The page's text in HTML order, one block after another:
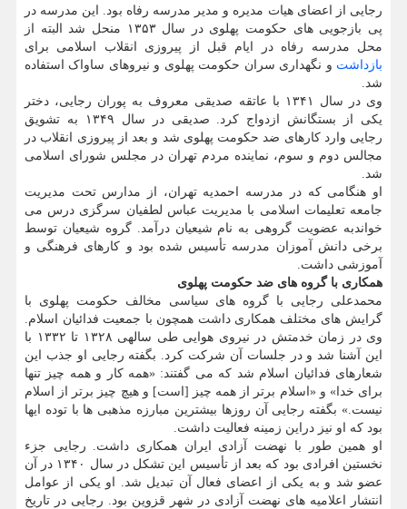
رجایی از اعضای هیات مدیره و مدیر مدرسه رفاه بود. این مدرسه در
پی بازجویی های حکومت پهلوی در سال ۱۳۵۳ منحل شد البته از
محل مدرسه رفاه در ایام قبل از پیروزی انقلاب اسلامی برای
بازداشت و نگهداری سران حکومت پهلوی و نیروهای ساواک استفاده
شد.
وی در سال ۱۳۴۱ با عاتقه صدیقی معروف به پوران رجایی، دختر
یکی از بستگانش ازدواج کرد. صدیقی در سال ۱۳۴۹ به تشویق
رجایی وارد کارهای ضد حکومت پهلوی شد و بعد از پیروزی انقلاب در
مجالس دوم و سوم، نماینده مردم تهران در مجلس شورای اسلامی
شد.
او هنگامی که در مدرسه احمدیه تهران، از مدارس تحت مدیریت
جامعه تعلیمات اسلامی با مدیریت عباس لطفیان سرگزی درس می
خواندبه عضویت گروهی به نام شیعیان درآمد. گروه شیعیان توسط
برخی دانش آموزان مدرسه تأسیس شده بود و کارهای فرهنگی و
آموزشی داشت.
همکاری با گروه های ضد حکومت پهلوی
محمدعلی رجایی با گروه های سیاسی مخالف حکومت پهلوی با
گرایش های مختلف همکاری داشت همچون با جمعیت فدائیان اسلام.
وی در زمان خدمتش در نیروی هوایی طی سالهی ۱۳۲۸ تا ۱۳۳۲ با
این آشنا شد و در جلسات آن شرکت کرد. بگفته رجایی او جذب این
شعارهای فدائیان اسلام شد که می گفتند: «همه کار و همه چیز تنها
برای خدا» و «اسلام برتر از همه چیز [است] و هیچ چیز برتر از اسلام
نیست.» بگفته رجایی آن روزها بیشترین مبارزه مذهبی ها با توده ایها
بود که او نیز دراین زمینه فعالیت داشت.
او همین طور با نهضت آزادی ایران همکاری داشت. رجایی جزء
نخستین افرادی بود که بعد از تأسیس این تشکل در سال ۱۳۴۰ در آن
عضو شد و به یکی از اعضای فعال آن تبدیل شد. او یکی از عوامل
انتشار اعلامیه های نهضت آزادی در شهر قزوین بود. رجایی در تاریخ